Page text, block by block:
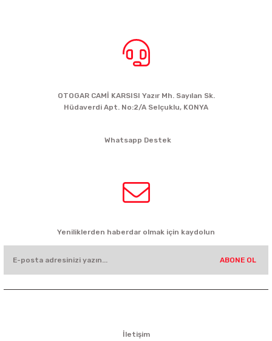
OTOGAR CAMİ KARSISI Yazır Mh. Sayılan Sk.
Hüdaverdi Apt. No:2/A Selçuklu, KONYA
Whatsapp Destek
Yeniliklerden haberdar olmak için kaydolun
ABONE OL
İletişim